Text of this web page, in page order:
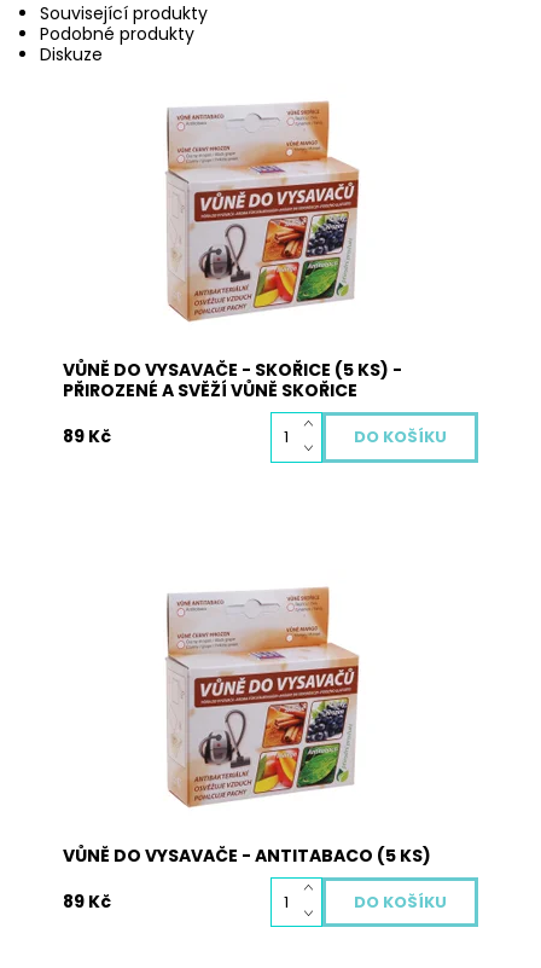
Související produkty
Podobné produkty
Diskuze
Vůně do vysavače je vyrobena z přírodních
materiálů a neobsahuje žádné nebezpečné
látky. Pohlcuje pachy, osvěžuje vzduch a plní
antibakteriální funkci. Použití: vysypte obsah
sáčků s vůní na podlahu a obsah vysajte. Při
zahřátí obsahu sáčku dojde k uvolnění...
Skladem
3065
VŮNĚ DO VYSAVAČE - SKOŘICE (5 KS) -
PŘIROZENÉ A SVĚŽÍ VŮNĚ SKOŘICE
89 Kč
Vůně do vysavače je vyrobena z přírodních
materiálů a neobsahuje žádné nebezpečné
látky. Pohlcuje pachy, osvěžuje vzduch a plní
antibakteriální funkci. Použití: vysypte obsah
sáčků s vůní na podlahu a obsah vysajte. Při
zahřátí obsahu sáčku dojde k uvolnění...
Skladem
3062
VŮNĚ DO VYSAVAČE - ANTITABACO (5 KS)
89 Kč